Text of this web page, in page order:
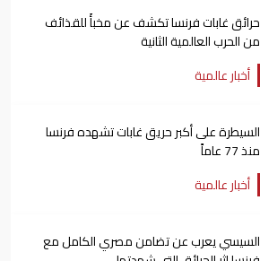
حرائق غابات فرنسا تكشف عن مخبأً للقذائف
من الحرب العالمية الثانية
أخبار عالمية
السيطرة على أكبر حريق غابات تشهده فرنسا
منذ 77 عاماً
أخبار عالمية
السيسي يعرب عن تضامن مصري الكامل مع